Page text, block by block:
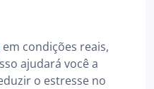
em condições reais,
ajudará você a
o estresse no